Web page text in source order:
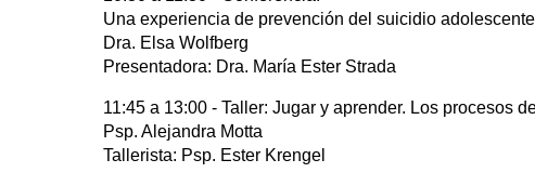
Una experiencia de prevención del suicidio
Dra. Elsa Wolfberg
Presentadora: Dra. María Ester Strada
11:45 a 13:00 - Taller: Jugar y aprender. Los procesos
Psp. Alejandra Motta
Tallerista: Psp. Ester Krengel